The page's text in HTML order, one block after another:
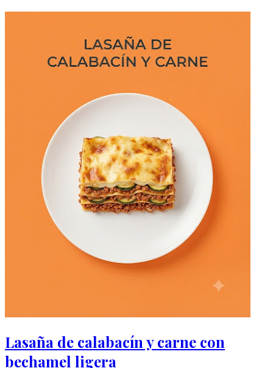
Lasaña de calabacín y carne con
bechamel ligera